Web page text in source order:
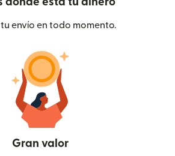
envío en todo momento.
Gran valor